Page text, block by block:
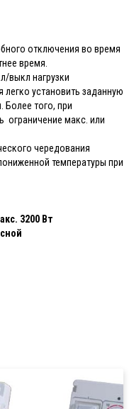
отключения во время
время.
выкл нагрузки
установить заданную
Более того, при
ограничение макс. или
чередования
температуры при
3200 Вт